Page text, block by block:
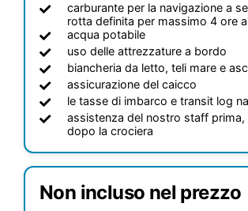
carburante per la navigazione a
rotta definita per massimo 4 ore
acqua potabile
uso delle attrezzature a bordo
biancheria da letto, teli mare e
assicurazione del caicco
le tasse di imbarco e transit log
assistenza del nostro staff prima,
dopo la crociera
Non incluso nel prezzo